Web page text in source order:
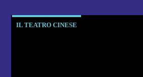
IL TEATRO CINESE